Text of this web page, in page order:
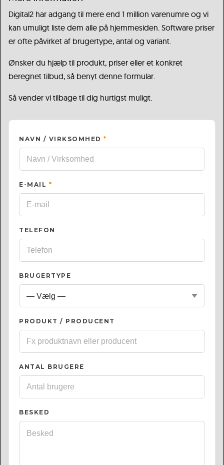
Digital2 har adgang til mere end 1 million varenumre og vi
kan umuligt liste dem alle på hjemmesiden. Software priser
er ofte påvirket af brugertype, antal og variant.
Ønsker du hjælp til produkt, priser eller et konkret
beregnet tilbud, så benyt denne formular.
Så vender vi tilbage til dig hurtigst muligt.
NAVN / VIRKSOMHED *
E-MAIL *
TELEFON
BRUGERTYPE
PRODUKT / PRODUCENT
ANTAL BRUGERE
BESKED